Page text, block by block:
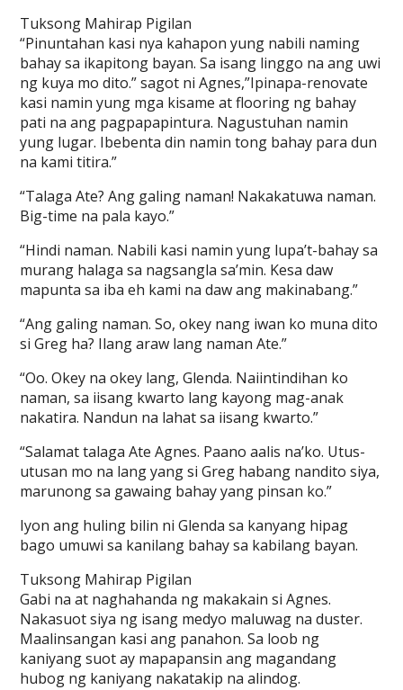
Tuksong Mahirap Pigilan
“Pinuntahan kasi nya kahapon yung nabili naming
bahay sa ikapitong bayan. Sa isang linggo na ang uwi
ng kuya mo dito.” sagot ni Agnes,”Ipinapa-renovate
kasi namin yung mga kisame at flooring ng bahay
pati na ang pagpapapintura. Nagustuhan namin
yung lugar. Ibebenta din namin tong bahay para dun
na kami titira.”
“Talaga Ate? Ang galing naman! Nakakatuwa naman.
Big-time na pala kayo.”
“Hindi naman. Nabili kasi namin yung lupa’t-bahay sa
murang halaga sa nagsangla sa’min. Kesa daw
mapunta sa iba eh kami na daw ang makinabang.”
“Ang galing naman. So, okey nang iwan ko muna dito
si Greg ha? Ilang araw lang naman Ate.”
“Oo. Okey na okey lang, Glenda. Naiintindihan ko
naman, sa iisang kwarto lang kayong mag-anak
nakatira. Nandun na lahat sa iisang kwarto.”
“Salamat talaga Ate Agnes. Paano aalis na’ko. Utus-
utusan mo na lang yang si Greg habang nandito siya,
marunong sa gawaing bahay yang pinsan ko.”
Iyon ang huling bilin ni Glenda sa kanyang hipag
bago umuwi sa kanilang bahay sa kabilang bayan.
Tuksong Mahirap Pigilan
Gabi na at naghahanda ng makakain si Agnes.
Nakasuot siya ng isang medyo maluwag na duster.
Maalinsangan kasi ang panahon. Sa loob ng
kaniyang suot ay mapapansin ang magandang
hubog ng kaniyang nakatakip na alindog.